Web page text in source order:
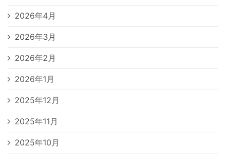
2026年4月
2026年3月
2026年2月
2026年1月
2025年12月
2025年11月
2025年10月